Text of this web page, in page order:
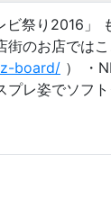
ビ祭り2016」
街のお店では
board/ ） ・
プレ姿でソフ